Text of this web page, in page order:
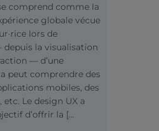
comprend comme la
globale vécue
lors de
la visualisation
— d’une
peut comprendre des
mobiles, des
Le design UX a
d’offrir la […